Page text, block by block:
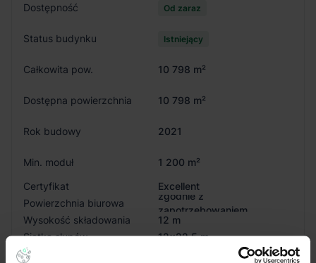
Dostępność Od zaraz
Status budynku Istniejący
Całkowita pow. 10 798 m²
Dostępna powierzchnia 10 798 m²
Rok budowy 2021
Min. moduł
1 200 m²
Certyfikat
Excellent
Powierzchnia biurowa
zgodnie z
zapotrzebowaniem
Wysokość składowania
12 m
Siatka słupów
12x22.5 m
Nośność posadzki